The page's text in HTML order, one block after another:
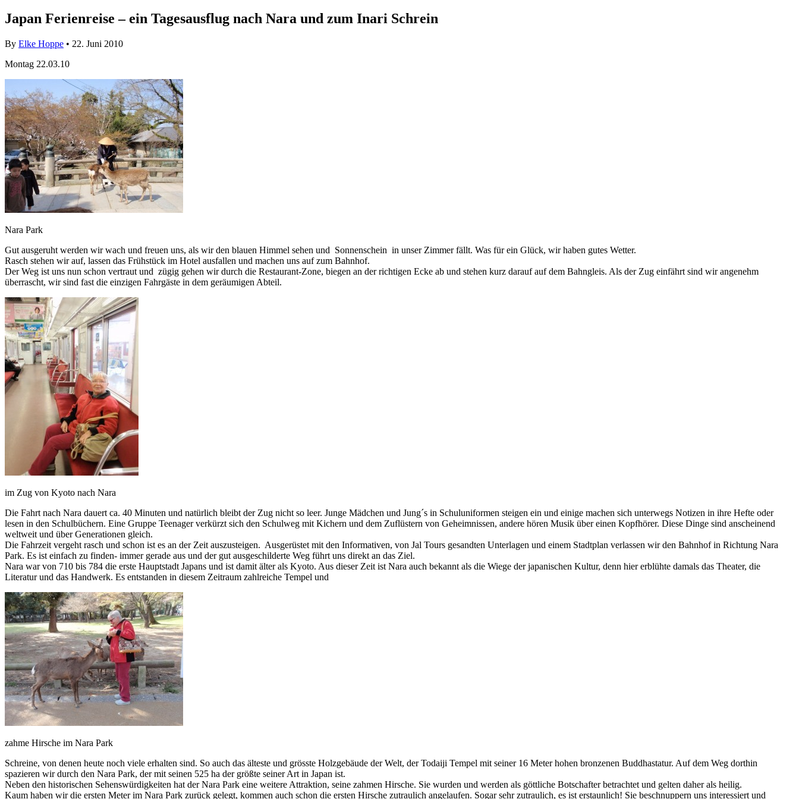
Japan Ferienreise – ein Tagesausflug nach Nara und zum Inari Schrein
By Elke Hoppe • 22. Juni 2010
Montag 22.03.10
Nara Park
Gut ausgeruht werden wir wach und freuen uns, als wir den blauen Himmel sehen und Sonnenschein in unser Zimmer fällt. Was für ein Glück, wir haben gutes Wetter.
Rasch stehen wir auf, lassen das Frühstück im Hotel ausfallen und machen uns auf zum Bahnhof.
Der Weg ist uns nun schon vertraut und zügig gehen wir durch die Restaurant-Zone, biegen an der richtigen Ecke ab und stehen kurz darauf auf dem Bahngleis. Als der Zug einfährt sind wir angenehm
überrascht, wir sind fast die einzigen Fahrgäste in dem geräumigen Abteil.
im Zug von Kyoto nach Nara
Die Fahrt nach Nara dauert ca. 40 Minuten und natürlich bleibt der Zug nicht so leer. Junge Mädchen und Jung´s in Schuluniformen steigen ein und einige machen sich unterwegs Notizen in ihre Hefte oder
lesen in den Schulbüchern. Eine Gruppe Teenager verkürzt sich den Schulweg mit Kichern und dem Zuflüstern von Geheimnissen, andere hören Musik über einen Kopfhörer. Diese Dinge sind anscheinend
weltweit und über Generationen gleich.
Die Fahrzeit vergeht rasch und schon ist es an der Zeit auszusteigen. Ausgerüstet mit den Informativen, von Jal Tours gesandten Unterlagen und einem Stadtplan verlassen wir den Bahnhof in Richtung Nara
Park. Es ist einfach zu finden- immer gerade aus und der gut ausgeschilderte Weg führt uns direkt an das Ziel.
Nara war von 710 bis 784 die erste Hauptstadt Japans und ist damit älter als Kyoto. Aus dieser Zeit ist Nara auch bekannt als die Wiege der japanischen Kultur, denn hier erblühte damals das Theater, die
Literatur und das Handwerk. Es entstanden in diesem Zeitraum zahlreiche Tempel und
zahme Hirsche im Nara Park
Schreine, von denen heute noch viele erhalten sind. So auch das älteste und grösste Holzgebäude der Welt, der Todaiji Tempel mit seiner 16 Meter hohen bronzenen Buddhastatur. Auf dem Weg dorthin
spazieren wir durch den Nara Park, der mit seinen 525 ha der größte seiner Art in Japan ist.
Neben den historischen Sehenswürdigkeiten hat der Nara Park eine weitere Attraktion, seine zahmen Hirsche. Sie wurden und werden als göttliche Botschafter betrachtet und gelten daher als heilig.
Kaum haben wir die ersten Meter im Nara Park zurück gelegt, kommen auch schon die ersten Hirsche zutraulich angelaufen. Sogar sehr zutraulich, es ist erstaunlich! Sie beschnuppern uns interessiert und